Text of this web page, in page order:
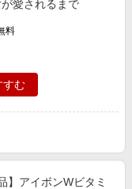
愛されるまで
料
すむ
】アイボンWビタミ